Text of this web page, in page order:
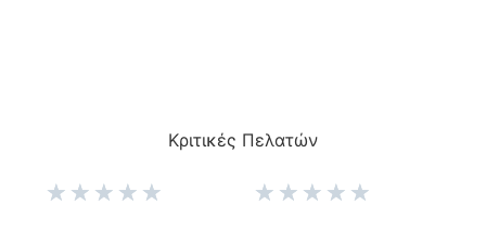
Κριτικές Πελατών
★ ★ ★ ★ ★ ★ ★ ★ ★ ★